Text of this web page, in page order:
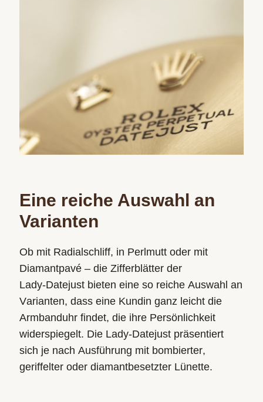
Eine reiche Auswahl an
Varianten
Ob mit Radialschliff, in Perlmutt oder mit
Diamantpavé – die Zifferblätter der
Lady‑Datejust bieten eine so reiche Auswahl an
Varianten, dass eine Kundin ganz leicht die
Armbanduhr findet, die ihre Persönlichkeit
widerspiegelt. Die Lady‑Datejust präsentiert
sich je nach Ausführung mit bombierter,
geriffelter oder diamantbesetzter Lünette.